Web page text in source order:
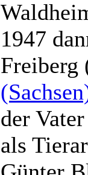
1947
Freiberg
der
als